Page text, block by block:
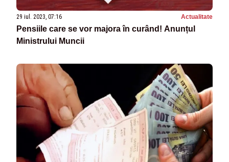
29 iul. 2023, 07:16 Actualitate
Pensiile care se vor majora în curând! Anunțul
Ministrului Muncii